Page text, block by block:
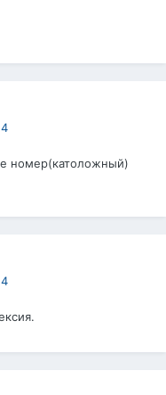
номер(католожный)